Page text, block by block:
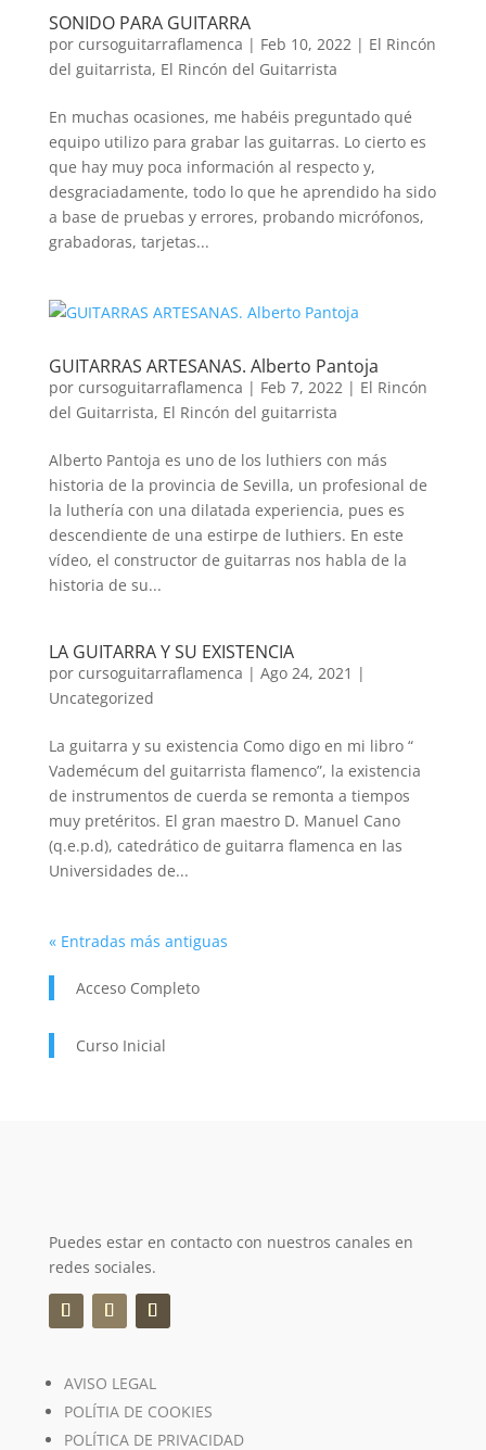
SONIDO PARA GUITARRA
por cursoguitarraflamenca | Feb 10, 2022| El Rincón
del guitarrista, El Rincón del Guitarrista
En muchas ocasiones, me habéis preguntado qué
equipo utilizo para grabar las guitarras. Lo cierto es
que hay muy poca información al respecto y,
desgraciadamente, todo lo que he aprendido ha sido
a base de pruebas y errores, probando micrófonos,
grabadoras, tarjetas...
GUITARRAS ARTESANAS. Alberto Pantoja
por cursoguitarraflamenca | Feb 7, 2022| El Rincón
del Guitarrista, El Rincón del guitarrista
Alberto Pantoja es uno de los luthiers con más
historia de la provincia de Sevilla, un profesional de
la luthería con una dilatada experiencia, pues es
descendiente de una estirpe de luthiers. En este
vídeo, el constructor de guitarras nos habla de la
historia de su...
LA GUITARRA Y SU EXISTENCIA
por cursoguitarraflamenca | Ago 24, 2021 |
Uncategorized
La guitarra y su existencia Como digo en mi libro “
Vademécum del guitarrista flamenco”, la existencia
de instrumentos de cuerda se remonta a tiempos
muy pretéritos. El gran maestro D. Manuel Cano
(q.e.p.d), catedrático de guitarra flamenca en las
Universidades de...
« Entradas más antiguas
Acceso Completo
Curso Inicial
Puedes estar en contacto con nuestros canales en
redes sociales.
AVISO LEGAL
POLÍTIA DE COOKIES
POLÍTICA DE PRIVACIDAD